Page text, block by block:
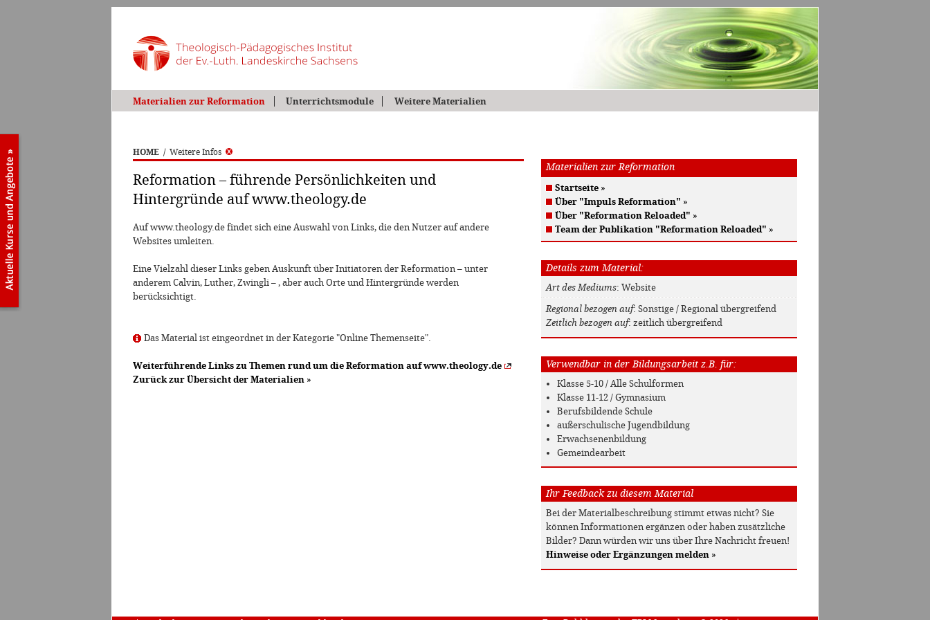
Materialien zur Reformation Unterrichtsmodule Weitere Materialien
HOME / Weitere Infos
Reformation – führende Persönlichkeiten und
Hintergründe auf www.theology.de
Auf www.theology.de findet sich eine Auswahl von Links, die den Nutzer auf andere
Websites umleiten.
Eine Vielzahl dieser Links geben Auskunft über Initiatoren der Reformation – unter
anderem Calvin, Luther, Zwingli – , aber auch Orte und Hintergründe werden
berücksichtigt.
Das Material ist eingeordnet in der Kategorie "Online Themenseite".
Weiterführende Links zu Themen rund um die Reformation auf www.theology.de
Zurück zur Übersicht der Materialien »
Materialien zur Reformation
Startseite »
Über "Impuls Reformation" »
Über "Reformation Reloaded" »
Team der Publikation "Reformation Reloaded" »
Details zum Material:
Art des Mediums: Website
Regional bezogen auf: Sonstige / Regional übergreifend
Zeitlich bezogen auf: zeitlich übergreifend
Verwendbar in der Bildungsarbeit z.B. für:
Klasse 5-10 / Alle Schulformen
Klasse 11-12 / Gymnasium
Berufsbildende Schule
außerschulische Jugendbildung
Erwachsenenbildung
Gemeindearbeit
Ihr Feedback zu diesem Material
Bei der Materialbeschreibung stimmt etwas nicht? Sie
können Informationen ergänzen oder haben zusätzliche
Bilder? Dann würden wir uns über Ihre Nachricht freuen!
Hinweise oder Ergänzungen melden »